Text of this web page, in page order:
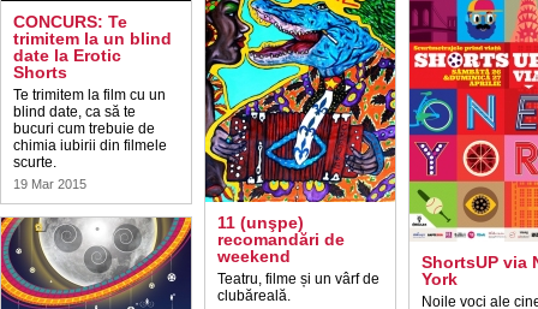
CONCURS: Te
trimitem la un blind
date la Erotic
Shorts
Te trimitem la film cu un
blind date, ca să te
bucuri cum trebuie de
chimia iubirii din filmele
scurte.
19 Mar 2015
11 (unşpe)
recomandări de
weekend
Teatru, filme și un vârf de
clubăreală.
ShortsUP via
York
Noile voci ale